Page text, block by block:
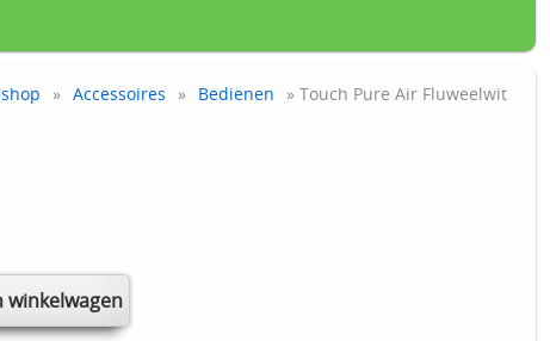
» Accessoires » Bedienen » Touch Pure Air Fluweelwit